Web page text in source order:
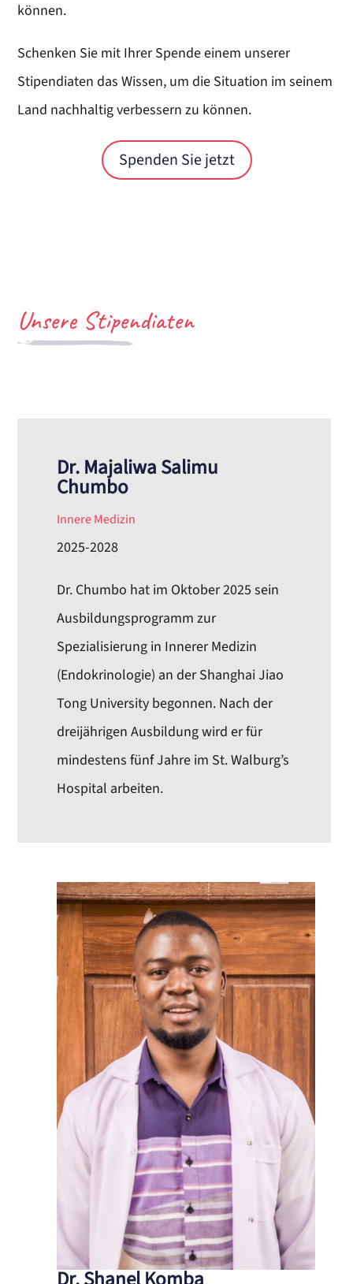
können.
Schenken Sie mit Ihrer Spende einem unserer
Stipendiaten das Wissen, um die Situation im seinem
Land nachhaltig verbessern zu können.
Spenden Sie jetzt
Unsere Stipendiaten
Dr. Majaliwa Salimu
Chumbo
Innere Medizin
2025-2028
Dr. Chumbo hat im Oktober 2025 sein
Ausbildungsprogramm zur
Spezialisierung in Innerer Medizin
(Endokrinologie) an der Shanghai Jiao
Tong University begonnen. Nach der
dreijährigen Ausbildung wird er für
mindestens fünf Jahre im St. Walburg’s
Hospital arbeiten.